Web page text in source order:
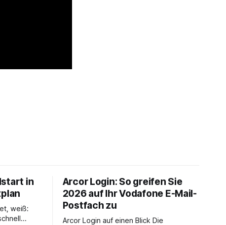
in
weiß:
Arcor Login: So greifen Sie
2026 auf Ihr Vodafone E-Mail-
Postfach zu
Arcor Login auf einen Blick Die